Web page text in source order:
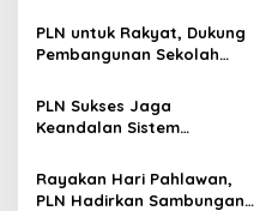
a
i
o
n
Gresik
PLN untuk Rakyat, Dukung
Pembangunan Sekolah
Kabupaten Gresik
PLN Sukses Jaga
Keandalan Sistem
Kejurprov Voli U-19 di
Banyuwangi
Rayakan Hari Pahlawan,
PLN Hadirkan Sambungan